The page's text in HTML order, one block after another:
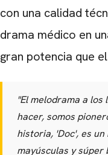
con una calidad
drama médico en
gran potencia que
"El melodrama a
hacer, somos
historia, 'Doc', es
mayúsculas y súper